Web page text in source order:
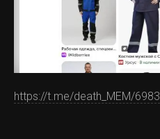
https://t.me/death_MEM/6983